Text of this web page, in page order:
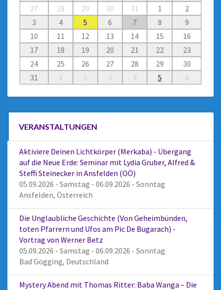
27
28 29 30 31 1
2
3
4 5 6 7 8
9
10
11 12 13 14 15
16
17
18 19 20 21 22
23
24
25 26 27 28 29
30
31
1 2 3 4 5 6
VERANSTALTUNGEN
Aktiviere Deinen Lichtkörper (Merkaba) - Übergang
auf die Neue Erde: Seminar mit Lydia Gruber, Alfred &
Steffi Steinecker in Ansfelden (OÖ)
05.09.2026 - Samstag - 06.09.2026 - Sonntag
Ansfelden, Österreich
Die Unglaubliche Geschichte (Von Geheimbünden,
toten Pfarrern und Ufos am Pic De Bugarach) -
Vortrag von Werner Betz
05.09.2026 - Samstag - 06.09.2026 - Sonntag
Bad Gögging, Deutschland
Mystery Abend mit Thomas Ritter: Baba Wanga – Die